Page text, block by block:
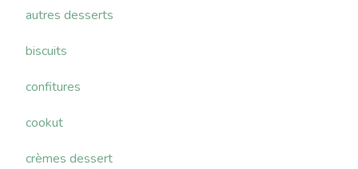
autres desserts
biscuits
confitures
cookut
crèmes dessert